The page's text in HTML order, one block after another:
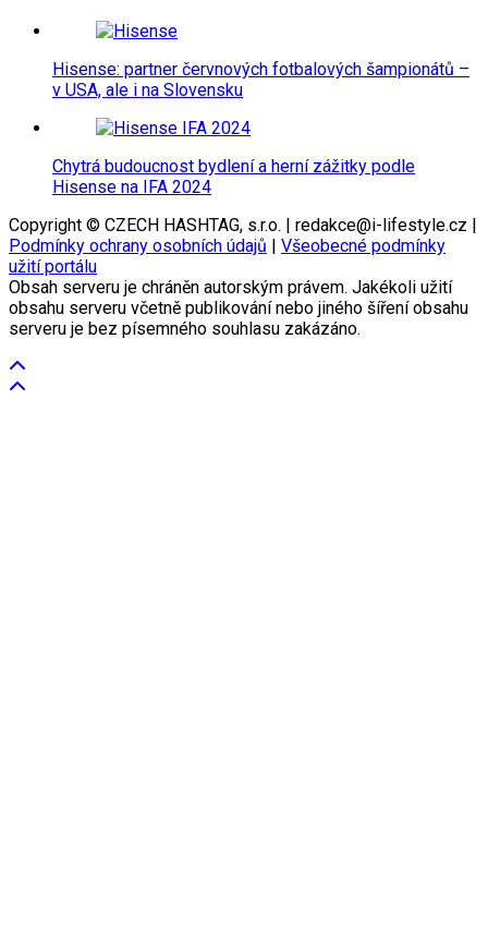
Hisense: partner červnových fotbalových šampionátů –
v USA, ale i na Slovensku
Chytrá budoucnost bydlení a herní zážitky podle
Hisense na IFA 2024
Copyright © CZECH HASHTAG, s.r.o. | redakce@i-lifestyle.cz |
Podmínky ochrany osobních údajů
Všeobecné podmínky
užití portálu
Obsah serveru je chráněn autorským právem. Jakékoli užití
obsahu serveru včetně publikování nebo jiného šíření obsahu
serveru je bez písemného souhlasu zakázáno.